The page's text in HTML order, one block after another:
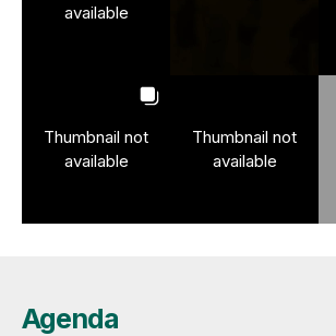
available
Thumbnail not
available
Thumbnail not
available
Agenda